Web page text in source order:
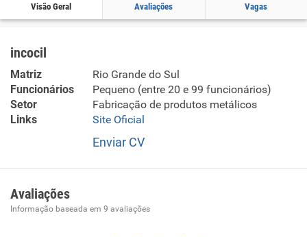
Visão Geral Avaliações Vagas
incocil
Matriz
Rio Grande do Sul
Funcionários
Pequeno (entre 20 e 99 funcionários)
Setor
Fabricação de produtos metálicos
Links
Site Oficial
Enviar CV
- Produção de outros tubos de ferro e aço
Avaliações
Informação baseada em 9 avaliações